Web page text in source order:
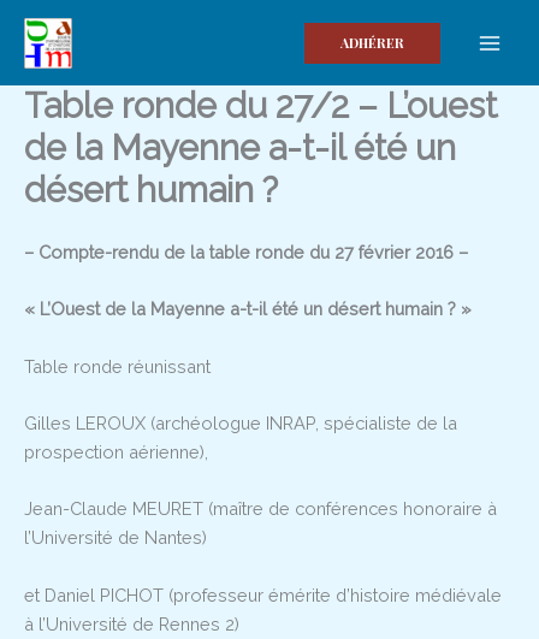
contenu
ADHÉRER
Table ronde du 27/2 – L’ouest
de la Mayenne a-t-il été un
désert humain ?
– Compte-rendu de la table ronde du 27 février 2016 –
« L’Ouest de la Mayenne a-t-il été un désert humain ? »
Table ronde réunissant
Gilles LEROUX (archéologue INRAP, spécialiste de la
prospection aérienne),
Jean-Claude MEURET (maître de conférences honoraire à
l’Université de Nantes)
et Daniel PICHOT (professeur émérite d’histoire médiévale
à l’Université de Rennes 2)